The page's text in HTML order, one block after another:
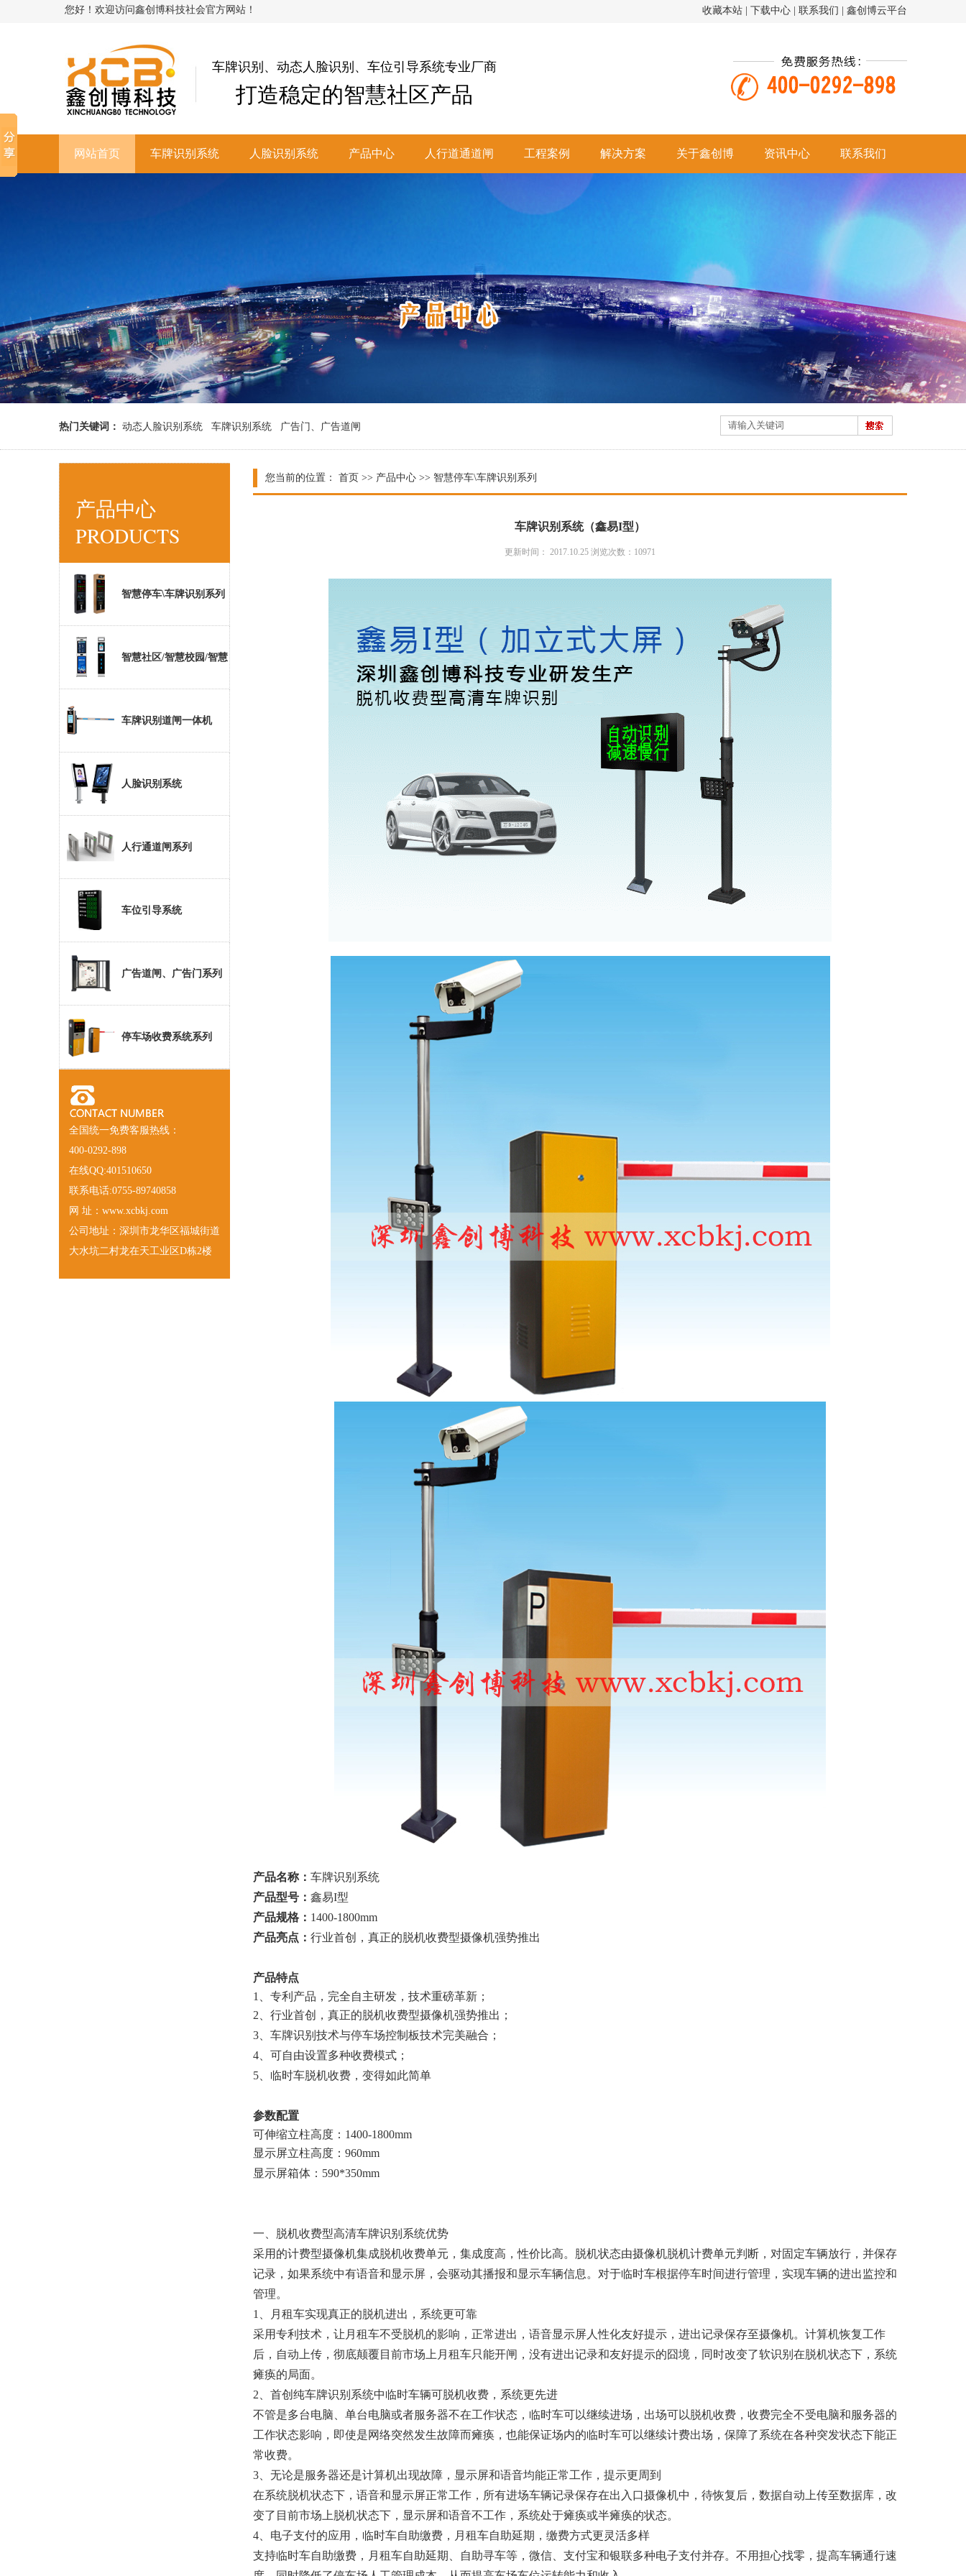
您好！欢迎访问鑫创博科技社会官方网站！ 收藏本站 下载中心 联系我们 鑫创博云平台
车牌识别、动态人脸识别、车位引导系统专业厂商
打造稳定的智慧社区产品
网站首页 车牌识别系统 人脸识别系统 产品中心 人行道通道闸 工程案例 解决方案 关于鑫创博 资讯中心 联系我们
热门关键词： 动态人脸识别系统 车牌识别系统 广告门、广告道闸
您当前的位置： 首页 >> 产品中心 >> 智慧停车\车牌识别系列
车牌识别系统（鑫易I型）
更新时间： 2017.10.25 浏览次数：10971
产品名称： 车牌识别系统
产品型号： 鑫易I型
产品规格： 1400-1800mm
产品亮点： 行业首创，真正的脱机收费型摄像机强势推出
产品特点
1、专利产品，完全自主研发，技术重磅革新；
2、行业首创，真正的脱机收费型摄像机强势推出；
3、车牌识别技术与停车场控制板技术完美融合；
4、可自由设置多种收费模式；
5、临时车脱机收费，变得如此简单
参数配置
可伸缩立柱高度：1400-1800mm
显示屏立柱高度：960mm
显示屏箱体：590*350mm
一、脱机收费型高清车牌识别系统优势
采用的计费型摄像机集成脱机收费单元，集成度高，性价比高。脱机状态由摄像机脱机计费单元判断，对固定车辆放行，并保存
记录，如果系统中有语音和显示屏，会驱动其播报和显示车辆信息。对于临时车根据停车时间进行管理，实现车辆的进出监控和
管理。
1、月租车实现真正的脱机进出，系统更可靠
采用专利技术，让月租车不受脱机的影响，正常进出，语音显示屏人性化友好提示，进出记录保存至摄像机。计算机恢复工作
后，自动上传，彻底颠覆目前市场上月租车只能开闸，没有进出记录和友好提示的囧境，同时改变了软识别在脱机状态下，系统
瘫痪的局面。
2、首创纯车牌识别系统中临时车辆可脱机收费，系统更先进
不管是多台电脑、单台电脑或者服务器不在工作状态，临时车可以继续进场，出场可以脱机收费，收费完全不受电脑和服务器的
工作状态影响，即使是网络突然发生故障而瘫痪，也能保证场内的临时车可以继续计费出场，保障了系统在各种突发状态下能正
常收费。
3、无论是服务器还是计算机出现故障，显示屏和语音均能正常工作，提示更周到
在系统脱机状态下，语音和显示屏正常工作，所有进场车辆记录保存在出入口摄像机中，待恢复后，数据自动上传至数据库，改
变了目前市场上脱机状态下，显示屏和语音不工作，系统处于瘫痪或半瘫痪的状态。
4、电子支付的应用，临时车自助缴费，月租车自助延期，缴费方式更灵活多样
支持临时车自助缴费，月租车自助延期、自助寻车等，微信、支付宝和银联多种电子支付并存。不用担心找零，提高车辆通行速
产品中心
PRODUCTS
智慧停车\车牌识别系列
智慧社区/智慧校园/智慧
大厦 车牌识别道闸一体机
人脸识别系统
人行通道闸系列
车位引导系统
广告道闸、广告门系列
停车场收费系统系列
全国统一免费客服热线：
400-0292-898
在线QQ:401510650
联系电话:0755-89740858
网 址：www.xcbkj.com
公司地址：深圳市龙华区福城街道
大水坑二村龙在天工业区D栋2楼